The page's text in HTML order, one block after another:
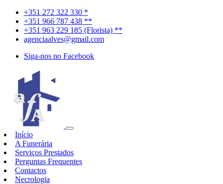
+351 272 322 330 *
+351 966 787 438 **
+351 963 229 185 (Florista) **
agenciaalves@gmail.com
Siga-nos no Facebook
Início
A Funerária
Serviços Prestados
Perguntas Frequentes
Contactos
Necrologia